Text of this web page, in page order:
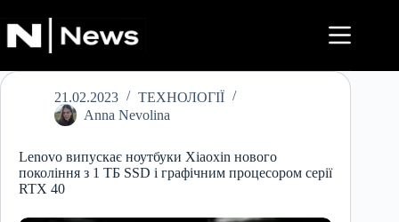
до
вмісту
21.02.2023
ТЕХНОЛОГІЇ
Anna Nevolina
Lenovo випускає ноутбуки Xiaoxin нового
покоління з 1 ТБ SSD і графічним процесором серії
RTX 40